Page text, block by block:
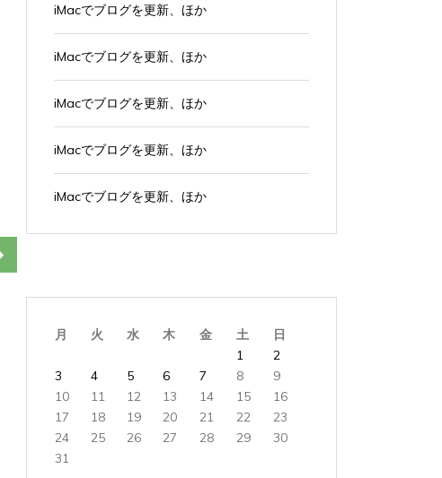
タ Apple製品 iMac iPad Pro
ひとりごと ブログ
iMacでブログを更新、ほか
iMacでブログを更新、ほか
iMacでブログを更新、ほか
iMacでブログを更新、ほか
iMacでブログを更新、ほか
iMacでブログを更新、ほか
月 火 水 木 金 土
日
1
2
3
4 5 6 7 8
9
10
11 12 13 14 15
16
17
18 19 20 21 22
23
24
25 26 27 28 29
30
31